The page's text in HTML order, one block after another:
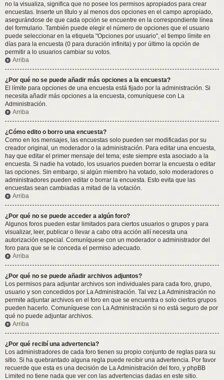
no la visualiza, significa que no posee los permisos apropiados para crear
encuestas. Inserte un título y al menos dos opciones en el campo apropiado,
asegurándose de que cada opción se encuentre en la correspondiente línea
del formulario. También puede elegir el número de opciones que el usuario
puede seleccionar en la etiqueta "Opciones por usuario", el tiempo límite en
días para la encuesta (0 para duración infinita) y por último la opción de
permitir a lo usuarios cambiar su votos.
Arriba
¿Por qué no se puede añadir más opciones a la encuesta?
El límite para opciones de una encuesta está fijado por la administración. Si
necesita añadir más opciones a la encuesta, comuníquese con La
Administración.
Arriba
¿Cómo edito o borro una encuesta?
Como en los mensajes, las encuestas solo pueden ser modificadas por su
creador original, un moderador o la administración. Para editar una encuesta,
hay que editar el primer mensaje del tema; este siempre esta asociado a la
encuesta. Si nadie ha votado, los usuarios pueden borrar la encuesta o editar
las opciones. Sin embargo, si algún miembro ha votado, solo moderadores o
administradores pueden editar o borrar la encuesta. Esto evita que las
encuestas sean cambiadas a mitad de la votación.
Arriba
¿Por qué no se puede acceder a algún foro?
Algunos foros pueden estar limitados para ciertos usuarios o grupos y para
visualizar, leer, publicar o llevar a cabo otra acción allí necesita una
autorización especial. Comuníquese con un moderador o administrador del
foro para que se le conceda el permiso adecuado.
Arriba
¿Por qué no se puede añadir archivos adjuntos?
Los permisos para adjuntar archivos son individuales para cada foro, grupo,
usuario y son concedidos por La Administración. Tal vez La Administración no
permite adjuntar archivos en el foro en que se encuentra o solo ciertos grupos
pueden hacerlo. Comuníquese con La Administración si no está seguro de por
qué no puede adjuntar archivos.
Arriba
¿Por qué recibí una advertencia?
Los administradores de cada foro tienen su propio conjunto de reglas para su
sitio. Si ha quebrantado alguna regla puede recibir una advertencia. Por favor
recuerde que esta es una decisión de La Administración del foro, y phpBB
Limited no tiene nada que ver con las advertencias dadas en este sitio.